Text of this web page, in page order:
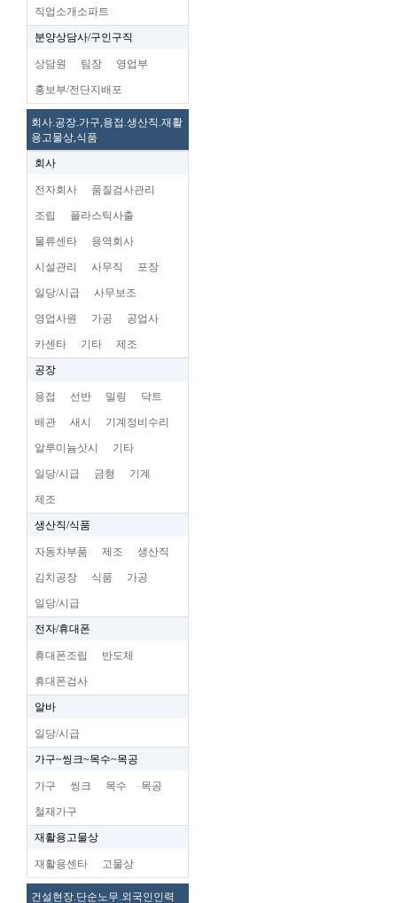
직업소개소파트
분양상담사/구인구직
상담원 팀장 영업부
홍보부/전단지배포
회사.공장.가구,용접.생산직.재활
용고물상,식품
회사
전자회사 품질검사관리
조립 플라스틱사출
물류센타 용역회사
시설관리 사무직 포장
일당/시급 사무보조
영업사원 가공 공업사
카센타 기타 제조
공장
용접 선반 밀링 닥트
배관 새시 기계정비수리
알루미늄삿시 기타
일당/시급 금형 기계
제조
생산직/식품
자동차부품 제조 생산직
김치공장 식품 가공
일당/시급
전자/휴대폰
휴대폰조립 반도체
휴대폰검사
알바
일당/시급
가구~씽크~목수~목공
가구 씽크 목수 목공
철재가구
재활용고물상
재활용센타 고물상
건설현장.단순노무.외국인인력